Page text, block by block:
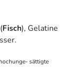
Fisch), Gelatine
sättigte